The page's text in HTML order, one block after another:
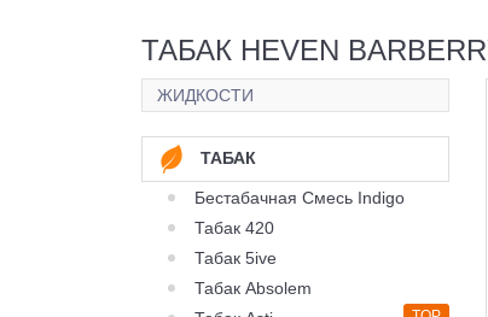
ТАБАК HEVEN
ЖИДКОСТИ
ТАБАК
Бестабачная Смесь Indigo
Табак 420
Табак 5ive
Табак Absolem